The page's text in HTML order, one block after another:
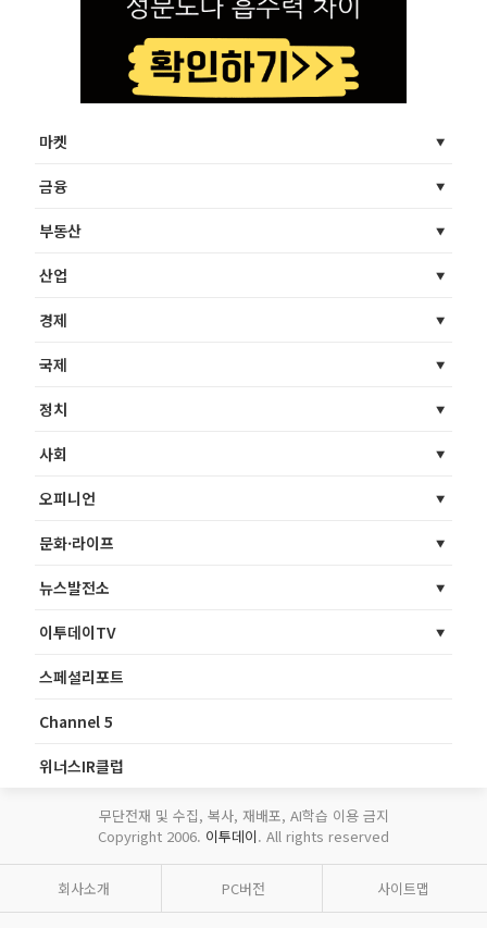
마켓
금융
부동산
산업
경제
국제
정치
사회
오피니언
문화·라이프
뉴스발전소
이투데이TV
스페셜리포트
Channel 5
위너스IR클럽
무단전재 및 수집, 복사, 재배포, AI학습 이용 금지
Copyright 2006. 이투데이. All rights reserved
회사소개 PC버전 사이트맵